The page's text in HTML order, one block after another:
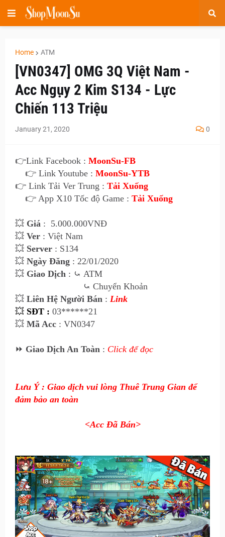
Home ATM
[VN0347] OMG 3Q Việt Nam -
Acc Ngụy 2 Kim S134 - Lực
Chiến 113 Triệu
January 21, 2020 0
👉Link Facebook : MoonSu-FB
👉 Link Youtube : MoonSu-YTB
👉 Link Tải Ver Trung : Tải Xuống
👉 App X10 Tốc độ Game : Tải Xuống
💥 Giá : 5.000.000VNĐ
💥 Ver : Việt Nam
💥 Server : S134
💥 Ngày Đăng : 22/01/2020
💥 Giao Dịch : ⤿ ATM
⤿ Chuyển Khoản
💥 Liên Hệ Người Bán : Link
💥 SĐT : 03******21
💥 Mã Acc : VN0347
⏩ Giao Dịch An Toàn : Click để đọc
Lưu Ý : Giao dịch vui lòng Thuê Trung Gian để
đảm bảo an toàn
<Acc Đã Bán>